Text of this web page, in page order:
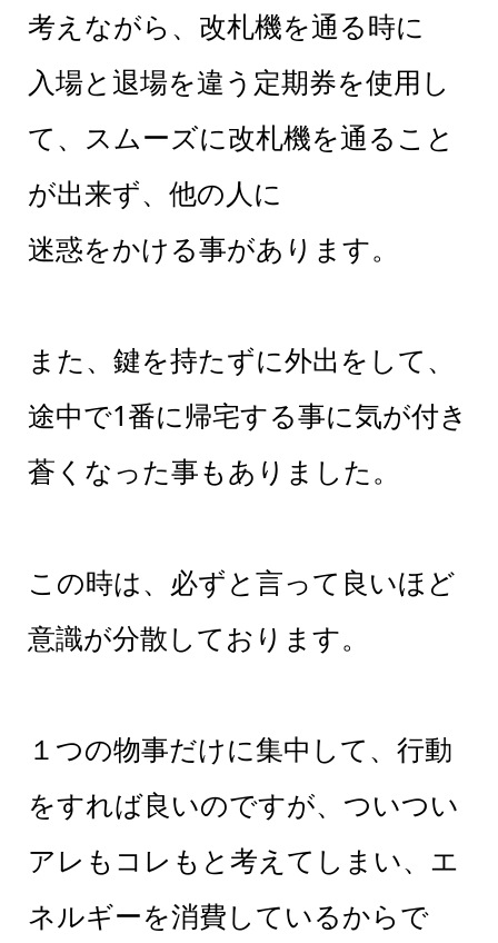
考えながら、改札機を通る時に
入場と退場を違う定期券を使用し
て、スムーズに改札機を通ること
が出来ず、他の人に
迷惑をかける事があります。
また、鍵を持たずに外出をして、
途中で1番に帰宅する事に気が付き
蒼くなった事もありました。
この時は、必ずと言って良いほど
意識が分散しております。
１つの物事だけに集中して、行動
をすれば良いのですが、ついつい
アレもコレもと考えてしまい、エ
ネルギーを消費しているからで